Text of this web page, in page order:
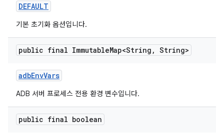
DEFAULT
기본 초기화 옵션입니다.
public final ImmutableMap<String , String>
adbEnvVars
ADB 서버 프로세스 전용 환경 변수입니다.
public final boolean